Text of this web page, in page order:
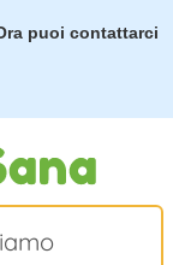
puoi contattarci